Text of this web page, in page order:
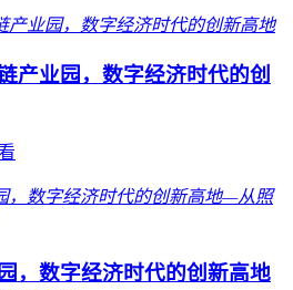
产业园，数字经济时代的创
，数字经济时代的创新高地